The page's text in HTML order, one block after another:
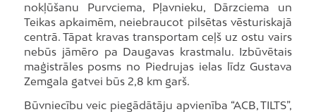
nokļūšanu Purvciema, Pļavnieku, Dārzciema un
Teikas apkaimēm, neiebraucot pilsētas vēsturiskajā
centrā. Tāpat kravas transportam ceļš uz ostu vairs
nebūs jāmēro pa Daugavas krastmalu. Izbūvētais
maģistrāles posms no Piedrujas ielas līdz Gustava
Zemgala gatvei būs 2,8 km garš.
Būvniecību veic piegādātāju apvienība “ACB, TILTS”,